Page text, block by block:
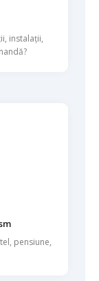
instalații,
pensiune,